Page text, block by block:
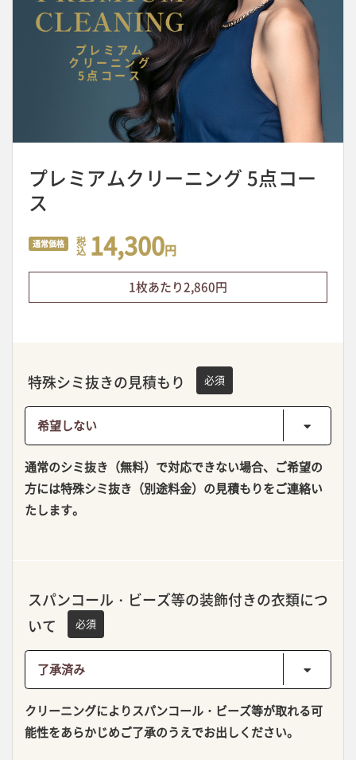
プレミアム
クリーニング
5点コース
プレミアムクリーニング 5点コー
ス
通常価格
税
込 14,300 円
1枚あたり2,860円
特殊シミ抜きの見積もり 必須
通常のシミ抜き（無料）で対応できない場合、ご希望の
方には特殊シミ抜き（別途料金）の見積もりをご連絡い
たします。
スパンコール・ビーズ等の装飾付きの衣類につ
いて
必須
クリーニングによりスパンコール・ビーズ等が取れる可
能性をあらかじめご了承のうえでお出しください。